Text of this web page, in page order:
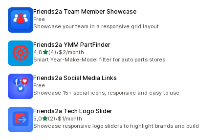
Friends2a Team Member Showcase
Free
Showcase your team in a responsive grid layout
Friends2a YMM PartFinder
4,8na 5 gwiazdek
(4)
Łączna liczba recenzji: 4
•$2/month
Smart Year-Make-Model filter for auto parts stores
Friends2a Social Media Links
Free
Showcase 15+ social icons, responsive and easy to use
Friends2a Tech Logo Slider
5,0na 5 gwiazdek
(2)
Łączna liczba recenzji: 2
•$1/month
Showcase responsive logo sliders to highlight brands and build